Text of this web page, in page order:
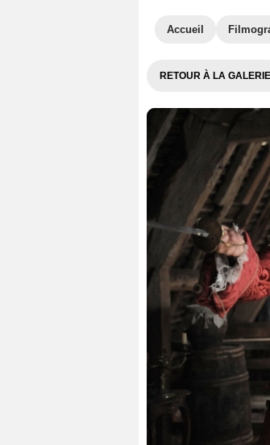
Accueil
RETOUR À LA GALERIE